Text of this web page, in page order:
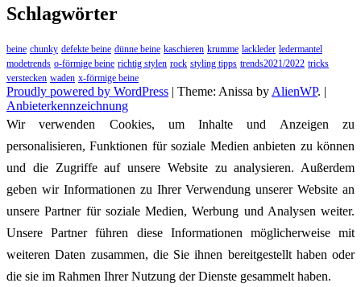
Schlagwörter
beine chunky defekte beine dünne beine kaschieren krumme lackleder ledermantel
modetrends o-förmige beine richtig stylen rock styling tipps trends2021/2022 tricks
verstecken waden x-förmige beine
Proudly powered by WordPress | Theme: Anissa by AlienWP. |
Anbieterkennzeichnung
Wir verwenden Cookies, um Inhalte und Anzeigen zu
personalisieren, Funktionen für soziale Medien anbieten zu können
und die Zugriffe auf unsere Website zu analysieren. Außerdem
geben wir Informationen zu Ihrer Verwendung unserer Website an
unsere Partner für soziale Medien, Werbung und Analysen weiter.
Unsere Partner führen diese Informationen möglicherweise mit
weiteren Daten zusammen, die Sie ihnen bereitgestellt haben oder
die sie im Rahmen Ihrer Nutzung der Dienste gesammelt haben.